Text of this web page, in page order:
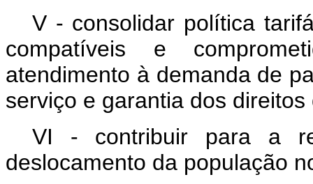
V - consolidar política
compatíveis e
atendimento à demanda de
serviço e garantia dos
VI - contribuir para a
deslocamento da população